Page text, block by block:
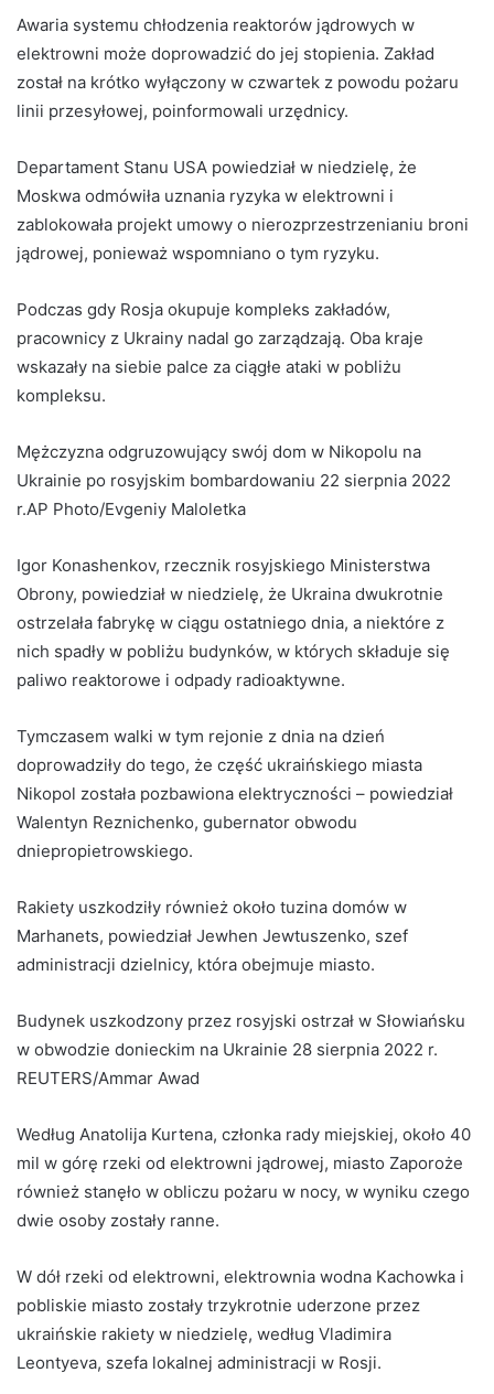
Awaria systemu chłodzenia reaktorów jądrowych w
elektrowni może doprowadzić do jej stopienia. Zakład
został na krótko wyłączony w czwartek z powodu pożaru
linii przesyłowej, poinformowali urzędnicy.
Departament Stanu USA powiedział w niedzielę, że
Moskwa odmówiła uznania ryzyka w elektrowni i
zablokowała projekt umowy o nierozprzestrzenianiu broni
jądrowej, ponieważ wspomniano o tym ryzyku.
Podczas gdy Rosja okupuje kompleks zakładów,
pracownicy z Ukrainy nadal go zarządzają. Oba kraje
wskazały na siebie palce za ciągłe ataki w pobliżu
kompleksu.
Mężczyzna odgruzowujący swój dom w Nikopolu na
Ukrainie po rosyjskim bombardowaniu 22 sierpnia 2022
r.AP Photo/Evgeniy Maloletka
Igor Konashenkov, rzecznik rosyjskiego Ministerstwa
Obrony, powiedział w niedzielę, że Ukraina dwukrotnie
ostrzelała fabrykę w ciągu ostatniego dnia, a niektóre z
nich spadły w pobliżu budynków, w których składuje się
paliwo reaktorowe i odpady radioaktywne.
Tymczasem walki w tym rejonie z dnia na dzień
doprowadziły do ​​tego, że część ukraińskiego miasta
Nikopol została pozbawiona elektryczności – powiedział
Walentyn Reznichenko, gubernator obwodu
dniepropietrowskiego.
Rakiety uszkodziły również około tuzina domów w
Marhanets, powiedział Jewhen Jewtuszenko, szef
administracji dzielnicy, która obejmuje miasto.
Budynek uszkodzony przez rosyjski ostrzał w Słowiańsku
w obwodzie donieckim na Ukrainie 28 sierpnia 2022 r.
REUTERS/Ammar Awad
Według Anatolija Kurtena, członka rady miejskiej, około 40
mil w górę rzeki od elektrowni jądrowej, miasto Zaporoże
również stanęło w obliczu pożaru w nocy, w wyniku czego
dwie osoby zostały ranne.
W dół rzeki od elektrowni, elektrownia wodna Kachowka i
pobliskie miasto zostały trzykrotnie uderzone przez
ukraińskie rakiety w niedzielę, według Vladimira
Leontyeva, szefa lokalnej administracji w Rosji.